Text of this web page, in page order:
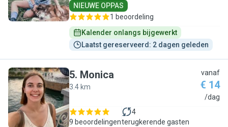
NIEUWE OPPAS
1 beoordeling
Kalender onlangs bijgewerkt
Laatst gereserveerd: 2 dagen geleden
M
5. Monica
3.4 km
vanaf
€ 14
/dag
9 beoordelingen
4
terugkerende gasten